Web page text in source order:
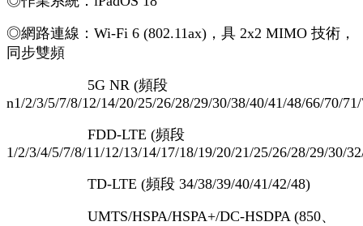
◎網路連線：Wi‑Fi 6 (802.11ax)，具 2x2 MIMO 技術，
同步雙頻
5G NR (頻段
n1/2/3/5/7/8/12/14/20/25/26/28/29/30/38/40/41/48/66/70/
FDD-LTE (頻段
1/2/3/4/5/7/8/11/12/13/14/17/18/19/20/21/25/26/28/29/30/
TD‑LTE (頻段 34/38/39/40/41/42/48)
UMTS/HSPA/HSPA+/DC‑HSDPA (850、